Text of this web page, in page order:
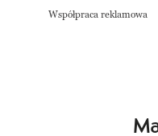
Współpraca reklamowa